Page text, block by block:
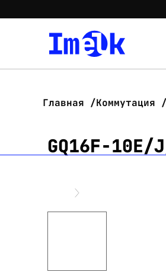
Главная Коммутация
GQ16F-